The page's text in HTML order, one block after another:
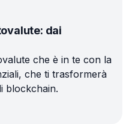
dai
che è in te con la
che ti trasformerà
blockchain.